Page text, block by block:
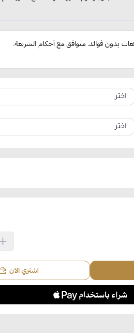
اشتري الآن